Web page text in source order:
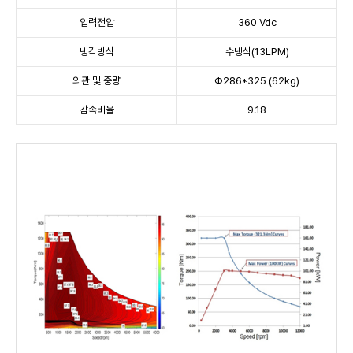
입력전압 360 Vdc
냉각방식 수냉식(13LPM)
외관 및 중량 Φ286*325 (62kg)
감속비율 9.18